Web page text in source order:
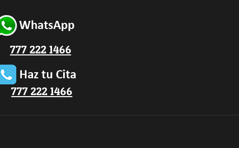
777 222 1466
777 222 1466